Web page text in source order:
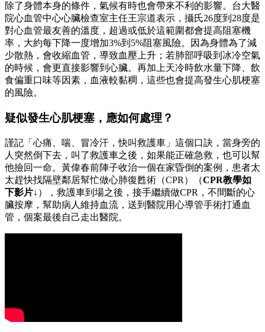
除了身體本身的條件，氣候有時也會帶來不利的影響。台大醫
院心血管中心心臟檢查室主任王宗道表示，攝氏26度到28度是
對心血管最友善的溫度，超過或低於這範圍都會提高阻塞機
率，大約每下降一度增加3%到5%阻塞風險。因為身體為了減
少散熱，會收縮血管，導致血壓上升；若肺部呼吸到冰冷空氣
的時候，會更直接影響到心臟。再加上天冷時飲水量下降、飲
食偏重口味等因素，血液較黏稠，這些也會提高發生心肌梗塞
的風險。
疑似發生心肌梗塞，應如何處理？
謹記「心痛、喘、冒冷汗，快叫救護車」這個口訣，當身旁的
人突然倒下去，叫了救護車之後，如果能正確急救，也可以幫
他撿回一命。黃偉春前陣子收治一個在家昏倒的案例，患者太
太趕快找隔壁鄰居幫忙做心肺復甦術（CPR）（CPR教學如
下影片↓ ），救護車到場之後，接手繼續做CPR，不間斷的心
臟按摩，幫助病人維持血流，送到醫院用心導管手術打通血
管，個案最後自己走出醫院。